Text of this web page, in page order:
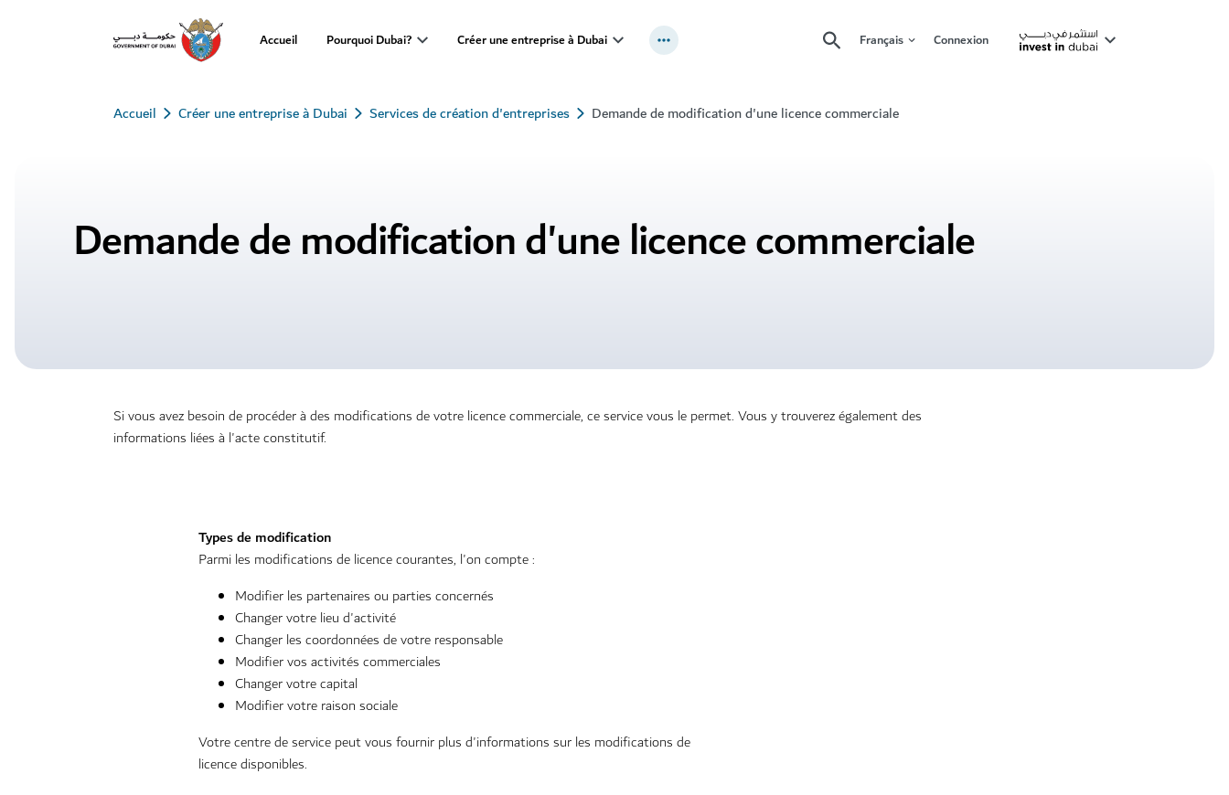
Accueil Pourquoi Dubai? Créer une entreprise à Dubai Français Connexion
Accueil Créer une entreprise à Dubai Services de création d'entreprises Demande de modification d'une licence commerciale
Demande de modification d'une licence commerciale
Si vous avez besoin de procéder à des modifications de votre licence commerciale, ce service vous le permet. Vous y trouverez également des
informations liées à l'acte constitutif.
Types de modification
Parmi les modifications de licence courantes, l'on compte :
Modifier les partenaires ou parties concernés
Changer votre lieu d'activité
Changer les coordonnées de votre responsable
Modifier vos activités commerciales
Changer votre capital
Modifier votre raison sociale
Votre centre de service peut vous fournir plus d'informations sur les modifications de
licence disponibles.